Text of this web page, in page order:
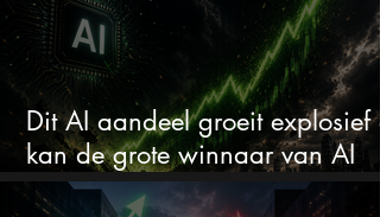
Dit AI aandeel groeit explosief
kan de grote winnaar van AI
worden